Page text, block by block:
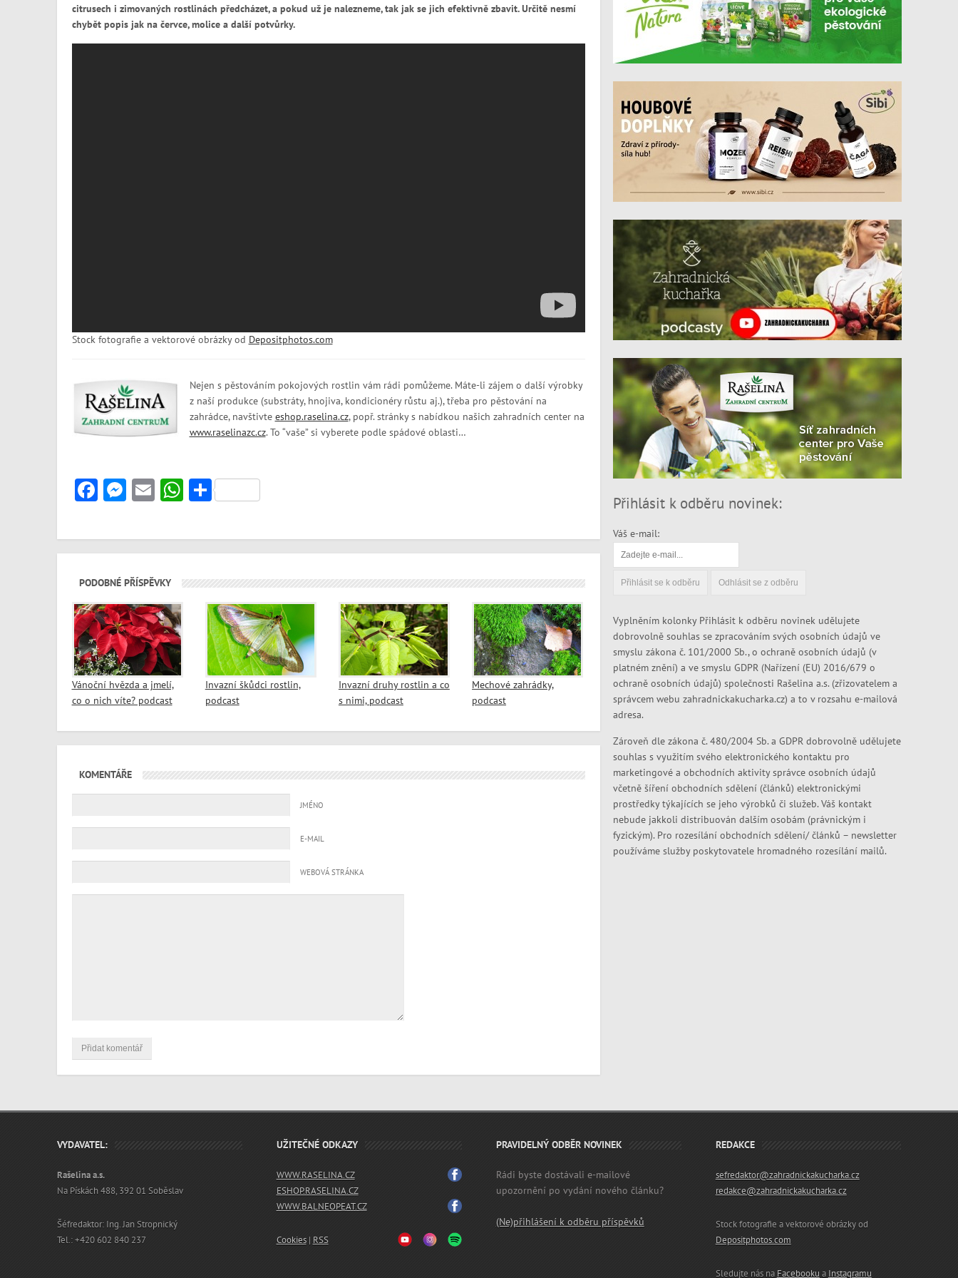
citrusech i zimovaných rostlinách předcházet, a pokud už je nalezneme, tak jak se jich efektivně zbavit. Určitě nesmí
chybět popis jak na červce, molice a další potvůrky.
Stock fotografie a vektorové obrázky od Depositphotos.com
Nejen s pěstováním pokojových rostlin vám rádi pomůžeme. Máte-li zájem o další výrobky
z naší produkce (substráty, hnojiva, kondicionéry růstu aj.), třeba pro pěstování na
zahrádce, navštivte eshop.raselina.cz, popř. stránky s nabídkou našich zahradních center na
www.raselinazc.cz. To “vaše” si vyberete podle spádové oblasti…
Facebook
Messenger
EmailWhatsApp
Share
PODOBNÉ PŘÍSPĚVKY
Vánoční hvězda a jmelí,
co o nich víte? podcast
Invazní škůdci rostlin,
podcast
Invazní druhy rostlin a co
s nimi, podcast
Mechové zahrádky,
podcast
KOMENTÁŘE
JMÉNO
E-MAIL
WEBOVÁ STRÁNKA
Přihlásit k odběru novinek:
Váš e-mail:
Vyplněním kolonky Přihlásit k odběru novinek udělujete
dobrovolně souhlas se zpracováním svých osobních údajů ve
smyslu zákona č. 101/2000 Sb., o ochraně osobních údajů (v
platném znění) a ve smyslu GDPR (Nařízení (EU) 2016/679 o
ochraně osobních údajů) společnosti Rašelina a.s. (zřizovatelem a
správcem webu zahradnickakucharka.cz) a to v rozsahu e-mailová
adresa.
Zároveň dle zákona č. 480/2004 Sb. a GDPR dobrovolně udělujete
souhlas s využitím svého elektronického kontaktu pro
marketingové a obchodních aktivity správce osobních údajů
včetně šíření obchodních sdělení (článků) elektronickými
prostředky týkajících se jeho výrobků či služeb. Váš kontakt
nebude jakkoli distribuován dalším osobám (právnickým i
fyzickým). Pro rozesílání obchodních sdělení/ článků – newsletter
používáme služby poskytovatele hromadného rozesílání mailů.
VYDAVATEL:
Rašelina a.s.
Na Pískách 488, 392 01 Soběslav
Šéfredaktor: Ing. Jan Stropnický
Tel.: +420 602 840 237
UŽITEČNÉ ODKAZY
WWW.RASELINA.CZ
ESHOP.RASELINA.CZ
WWW.BALNEOPEAT.CZ
Cookies| RSS
PRAVIDELNÝ ODBĚR NOVINEK
Rádi byste dostávali e-mailové
upozornění po vydání nového článku?
(Ne)přihlášení k odběru příspěvků
REDAKCE
sefredaktor@zahradnickakucharka.cz
redakce@zahradnickakucharka.cz
Stock fotografie a vektorové obrázky od
Depositphotos.com
Sledujte nás na Facebooku a Instagramu